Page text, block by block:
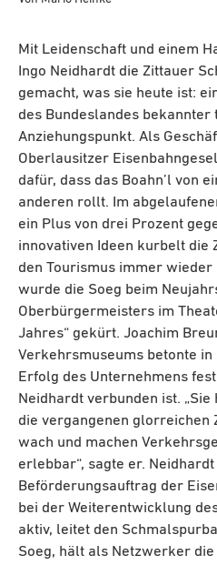
Mit Leidenschaft und einem
Ingo Neidhardt die Zittauer
gemacht, was sie heute ist:
des Bundeslandes
Anziehungspunkt. Als
Oberlausitzer
dafür, dass das Boahn’l von
anderen rollt. Im
ein Plus von drei Prozent
innovativen Ideen kurbelt die
den Tourismus immer wieder
wurde die Soeg beim
Oberbürgermeisters im
Jahres“ gekürt. Joachim
Verkehrsmuseums betonte
Erfolg des Unternehmens
Neidhardt verbunden ist.
die vergangenen glorreichen
wach und machen
erlebbar“, sagte er.
Beförderungsauftrag der
bei der Weiterentwicklung
aktiv, leitet den
Soeg, hält als Netzwerker